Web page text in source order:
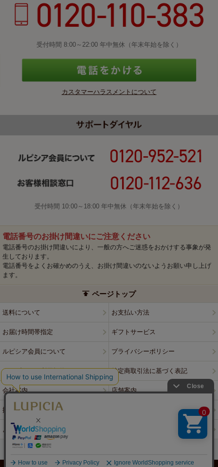
受付時間 8:00～22:00 年中無休（年末年始を除く）
カスタマーハラスメントについて
受付時間 10:00～18:00 年中無休（年末年始を除く）
電話番号のお掛け間違いにご注意ください
電話番号のお掛け間違いにより、一般の方へご迷惑をおかけする事象が発
生しております。
電話番号をよくお確かめのうえ、お掛け間違いのないようお願い申し上げ
ます。
ページトップ
送料について お支払い方法
お届け時間帯指定 ギフトサービス
ルピシア会員について プライバシーポリシー
ウェブサイト利用規約 特定商取引法に基づく表記
会社案内 店舗案内
採用情報
よくある質問